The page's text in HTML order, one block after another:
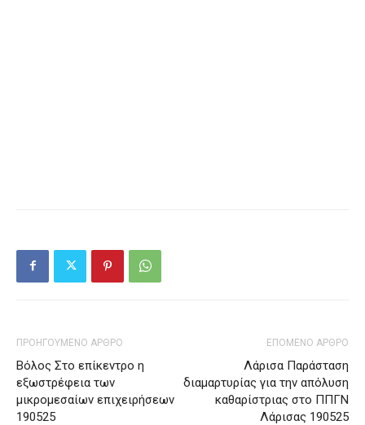
ΠΡΟΗΓΟΥΜΕΝΟ ΑΡΘΡΟ
Βόλος Στο επίκεντρο η
εξωστρέφεια των
μικρομεσαίων επιχειρήσεων
190525
ΕΠΟΜΕΝΟ ΑΡΘΡΟ
Λάρισα Παράσταση
διαμαρτυρίας για την απόλυση
καθαρίστριας στο ΠΠΓΝ
Λάρισας 190525